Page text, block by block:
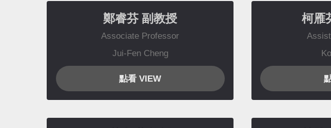
鄭睿芬副教授
Associate Professor
Jui-Fen Cheng
點看 VIEW
柯雁